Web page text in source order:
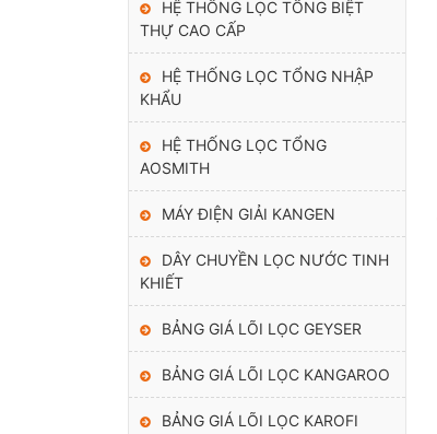
HỆ THỐNG LỌC TỔNG BIỆT
THỰ CAO CẤP
HỆ THỐNG LỌC TỔNG NHẬP
KHẨU
HỆ THỐNG LỌC TỔNG
AOSMITH
MÁY ĐIỆN GIẢI KANGEN
DÂY CHUYỀN LỌC NƯỚC TINH
KHIẾT
BẢNG GIÁ LÕI LỌC GEYSER
BẢNG GIÁ LÕI LỌC KANGAROO
BẢNG GIÁ LÕI LỌC KAROFI